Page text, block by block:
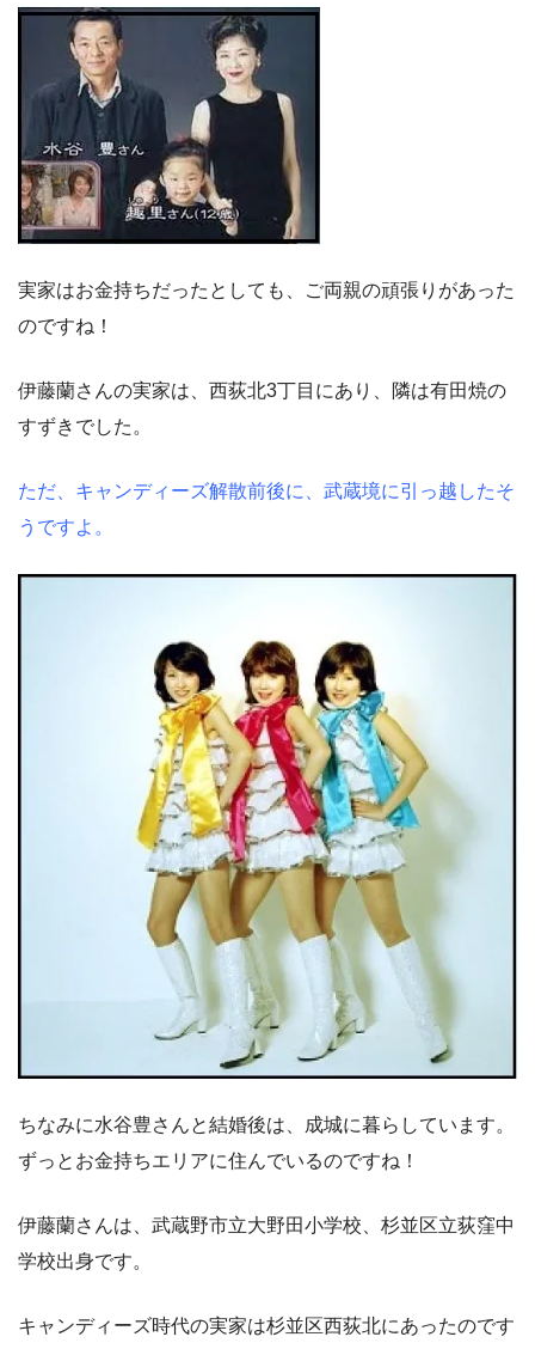
実家はお金持ちだったとしても、ご両親の頑張りがあった
のですね！
伊藤蘭さんの実家は、西荻北3丁目にあり、隣は有田焼の
すずきでした。
ただ、キャンディーズ解散前後に、武蔵境に引っ越したそ
うですよ。
ちなみに水谷豊さんと結婚後は、成城に暮らしています。
ずっとお金持ちエリアに住んでいるのですね！
伊藤蘭さんは、武蔵野市立大野田小学校、杉並区立荻窪中
学校出身です。
キャンディーズ時代の実家は杉並区西荻北にあったのです